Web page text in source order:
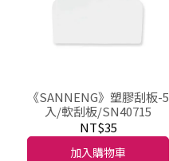
《SANNENG》塑膠刮板-5
入/軟刮板/SN40715
NT$35
加入購物車